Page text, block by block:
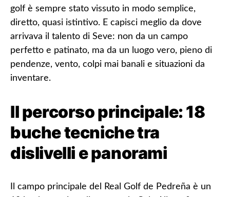
golf è sempre stato vissuto in modo semplice,
diretto, quasi istintivo. E capisci meglio da dove
arrivava il talento di Seve: non da un campo
perfetto e patinato, ma da un luogo vero, pieno di
pendenze, vento, colpi mai banali e situazioni da
inventare.
Il percorso principale: 18
buche tecniche tra
dislivelli e panorami
Il campo principale del Real Golf de Pedreña è un